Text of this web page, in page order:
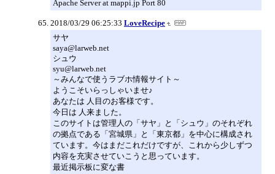
Apache Server at mappi.jp Port 80
2018/03/29 06:25:33 LoveRecipe
サヤ
saya@larweb.net
シュウ
syu@larweb.net
～みんなで使うラブホ情報サイト～
ようこそいらっしゃいませ♪
あなたは 人目のお客様です。
今日は 人来ました。
このサイトは管理人の「サヤ」と「シュウ」のそれぞれ
の拠点である「宮城県」と「東京都」を中心に構成され
ています。今はまだこれだけですが、これから少しずつ
内容を充実させていこうと思っています。
最近掲示板に変な書